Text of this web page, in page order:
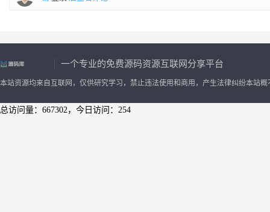
一个专业的免费源码资源互联网分享平台
本站资源均来自互联网，仅供研究学习，禁止违法使用和商用，产生法律纠纷本站
总访问量：667302，今日访问：254